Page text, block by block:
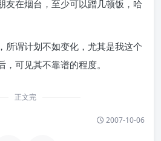
友在烟台，至少可以蹭几顿饭，哈
所谓计划不如变化，尤其是我这个
可见其不靠谱的程度。
正文完
2007-10-06